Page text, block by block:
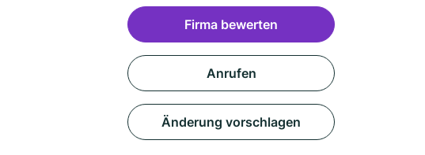
Firma bewerten
Anrufen
Änderung vorschlagen